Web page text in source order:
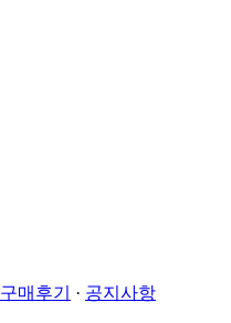
구매후기 · 공지사항